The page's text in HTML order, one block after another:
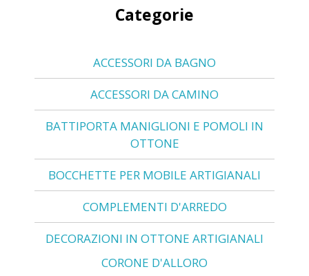
Categorie
ACCESSORI DA BAGNO
ACCESSORI DA CAMINO
BATTIPORTA MANIGLIONI E POMOLI IN
OTTONE
BOCCHETTE PER MOBILE ARTIGIANALI
COMPLEMENTI D'ARREDO
DECORAZIONI IN OTTONE ARTIGIANALI
CORONE D'ALLORO